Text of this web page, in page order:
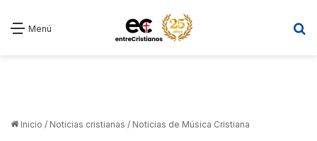
Menú
Inicio / Noticias cristianas / Noticias de Música Cristiana